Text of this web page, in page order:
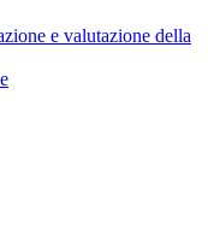
e valutazione della